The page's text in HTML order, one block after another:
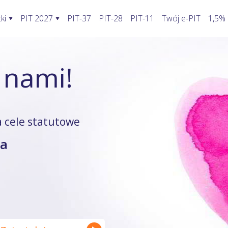
fakturę w KSeF?
stwarza KSeF?
a KSeF
faktury do KSeF
faktury, gdy KSeF nie działa
Kalkulator wynagrodzeń
Kalkulator walut
Kalkulator odsetek PIT
Kalkulator rozliczenia
Kalkulator zwrotu podatku
Kalkulator kilometrówki
PIT 2027
PIT-28
37
38
Koszty uzyskania przychodu
Koszty uzyskania przychodu twórcy
Odliczenie składki zdrowotnej
Działalność nierejestrowana
Wybór formy opodatkowania
PIT-37 PIT-28 PIT-11 Twój e-PIT 1,5%
cele statutowe